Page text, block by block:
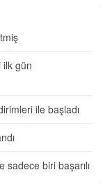
ilk gün
ile başladı
biri başarılı